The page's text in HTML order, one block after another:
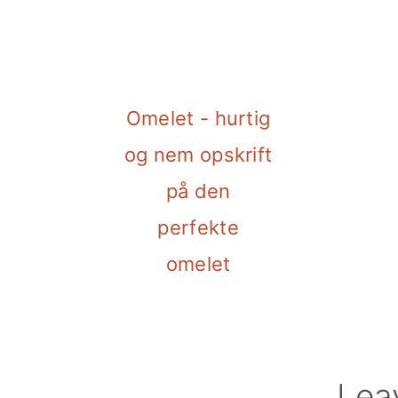
Omelet - hurtig
og nem opskrift
på den
perfekte
omelet